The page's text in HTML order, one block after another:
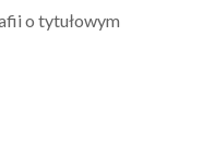
o tytułowym